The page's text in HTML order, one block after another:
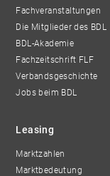
Fachveranstaltungen
Die Mitglieder des BDL
BDL-Akademie
Fachzeitschrift FLF
Verbandsgeschichte
Jobs beim BDL
Leasing
Marktzahlen
Marktbedeutung